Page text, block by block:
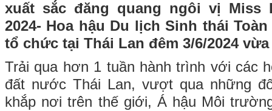
xuất sắc đăng quang ngôi vị Miss
2024- Hoa hậu Du lịch Sinh thái
tổ chức tại Thái Lan đêm 3/6/2024
Trải qua hơn 1 tuần hành trình với các
đất nước Thái Lan, vượt qua những
khắp nơi trên thế giới, Á hậu Môi